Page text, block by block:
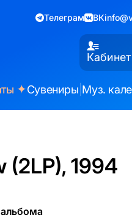
Телеграм ВК
✦Сувениры Муз.
(2LP), 1994